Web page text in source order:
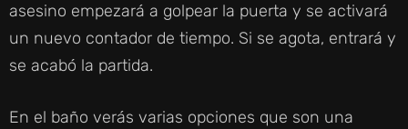
asesino empezará a golpear la puerta y se activará
un nuevo contador de tiempo. Si se agota, entrará y
se acabó la partida.
En el baño verás varias opciones que son una